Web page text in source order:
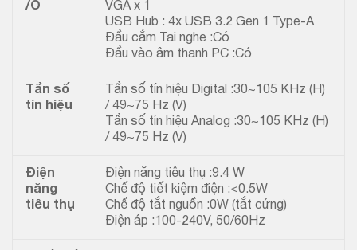
/O
VGA x 1
USB Hub : 4x USB 3.2 Gen 1 Type-A
Đầu cắm Tai nghe :Có
Đầu vào âm thanh PC :Có
Tần số
tín hiệu
Tần số tín hiệu Digital :30~105 KHz (H)
/ 49~75 Hz (V)
Tần số tín hiệu Analog :30~105 KHz (H)
/ 49~75 Hz (V)
Điện
năng
tiêu thụ
Điện năng tiêu thụ :9.4 W
Chế độ tiết kiệm điện :<0.5W
Chế độ tắt nguồn :0W (tắt cứng)
Điện áp :100-240V, 50/60Hz